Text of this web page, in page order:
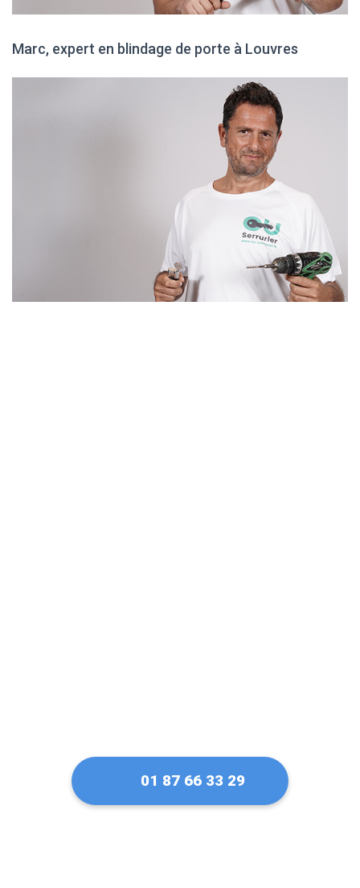
Marc, expert en blindage de porte à Louvres
01 87 66 33 29